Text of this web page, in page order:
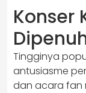
Konser
Tingginya
antusiasme
dan acara fan